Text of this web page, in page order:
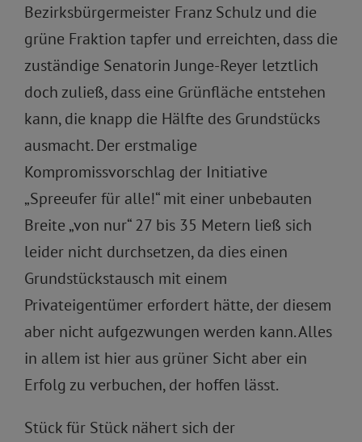
Bezirksbürgermeister Franz Schulz und die
grüne Fraktion tapfer und erreichten, dass die
zuständige Senatorin Junge-Reyer letztlich
doch zuließ, dass eine Grünfläche entstehen
kann, die knapp die Hälfte des Grundstücks
ausmacht. Der erstmalige
Kompromissvorschlag der Initiative
„Spreeufer für alle!“ mit einer unbebauten
Breite „von nur“ 27 bis 35 Metern ließ sich
leider nicht durchsetzen, da dies einen
Grundstückstausch mit einem
Privateigentümer erfordert hätte, der diesem
aber nicht aufgezwungen werden kann. Alles
in allem ist hier aus grüner Sicht aber ein
Erfolg zu verbuchen, der hoffen lässt.
Stück für Stück nähert sich der